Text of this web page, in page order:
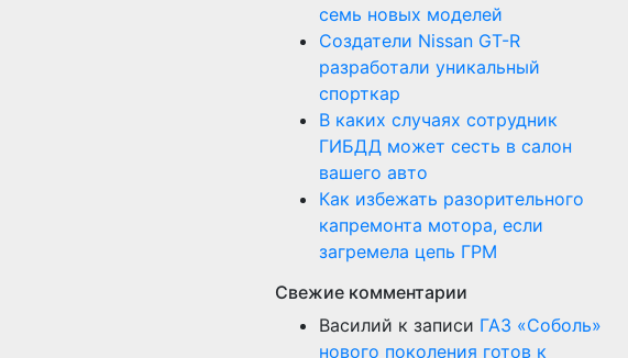
семь новых моделей
Создатели Nissan GT-R
разработали уникальный
спорткар
В каких случаях сотрудник
ГИБДД может сесть в салон
вашего авто
Как избежать разорительного
капремонта мотора, если
загремела цепь ГРМ
Свежие комментарии
Василий к записи ГАЗ «Соболь»
нового поколения готов к